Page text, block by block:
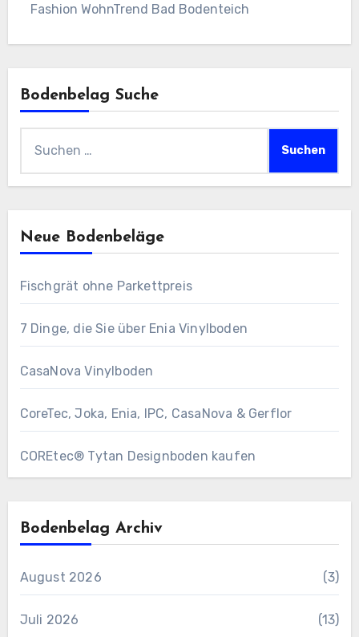
Fashion WohnTrend Bad Bodenteich
Bodenbelag Suche
nach:
Neue Bodenbeläge
Fischgrät ohne Parkettpreis
7 Dinge, die Sie über Enia Vinylboden
CasaNova Vinylboden
CoreTec, Joka, Enia, IPC, CasaNova & Gerflor
COREtec® Tytan Designboden kaufen
Bodenbelag Archiv
August 2026 (3)
Juli 2026 (13)